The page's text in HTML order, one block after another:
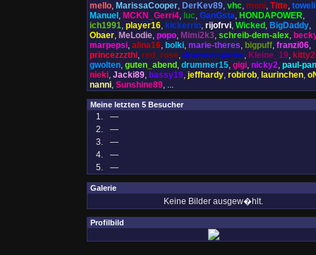
mello, MarissaCooper, DerKev89, vhc, moni, Titte,
Manuel , MCKN_Gerri4, luc, GanGsta, HONDAPOWER,
ich1991, player16, kickerrin, rijofrvi, Wicked , BigDaddy,
Obaer, MeLodie, popo, Mimi2k3, schreib-dem-alex,
marpepsi, alina16, bolki, marie-theres, bigpuff, franzi06,
princezzzthi, red_rose, drummsspieler, Kleine_19,
gwolten, guten_abend , drummer15, gigi, nicky2, paul-
nieki, Jacki89, bassy19, jeffhardy, robirob, laurinchen,
nanni, Sunshine89, ...
Meine letzten 5 Besucher
1.
—
2.
—
3.
—
4.
—
5.
—
Galerie
Keine Bilder ausgew�hlt.
Profilbild